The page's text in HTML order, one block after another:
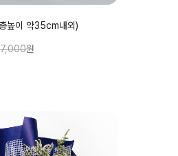
높이 약35cm내외)
원